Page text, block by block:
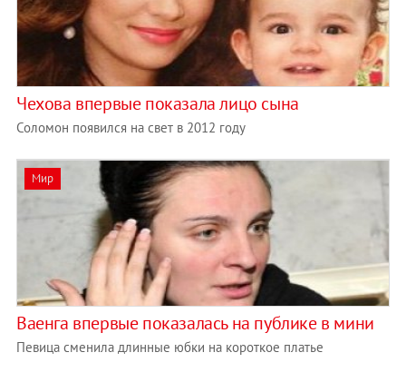
Чехова впервые показала лицо сына
Соломон появился на свет в 2012 году
Мир
Ваенга впервые показалась на публике в мини
Певица сменила длинные юбки на короткое платье